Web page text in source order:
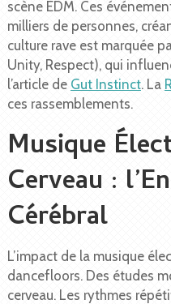
scène EDM. Ces
milliers de personnes,
culture rave est marquée
Unity, Respect), qui
l’article de Gut Instinct. La
ces rassemblements.
Musique
Cerveau :
Cérébral
L’impact de la musique
dancefloors. Des études
cerveau. Les rythmes